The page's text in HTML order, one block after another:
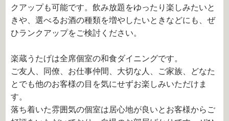
クアップも可能です。飲み放題をゆったり楽しみたいと
きや、選べるお酒の種類を増やしたいときなどにも、ぜ
ひランクアップをご検討ください。
楽蔵うたげは全席個室の和食ダイニングです。
ご友人、同僚、お仕事仲間、大切な人、ご家族、どなた
とでも他のお客様の目を気にせずお楽しみいただけま
す。
落ち着いた雰囲気の個室は居心地が良いとお客様からご